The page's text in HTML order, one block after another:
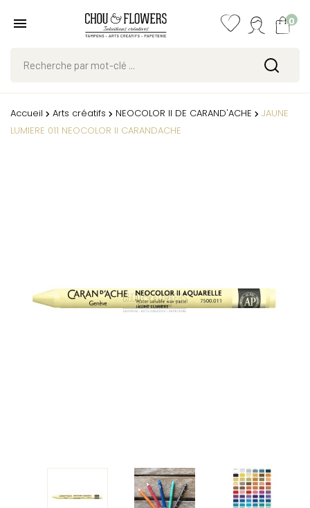
0
Accueil Arts créatifs NEOCOLOR II DE CARAND'ACHE
JAUNE
LUMIERE 011 NEOCOLOR II CARANDACHE